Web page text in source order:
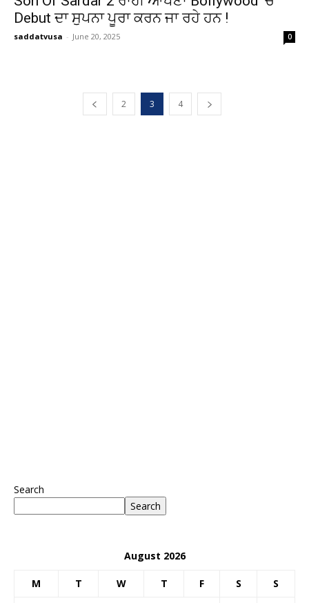
Debut ਦਾ ਸੁਪਨਾ ਪੂਰਾ ਕਰਨ ਜਾ ਰਹੇ ਹਨ !
saddatvusa - June 20, 2025 0
2 3 4
Search
Search
August 2026
M T W T F S S